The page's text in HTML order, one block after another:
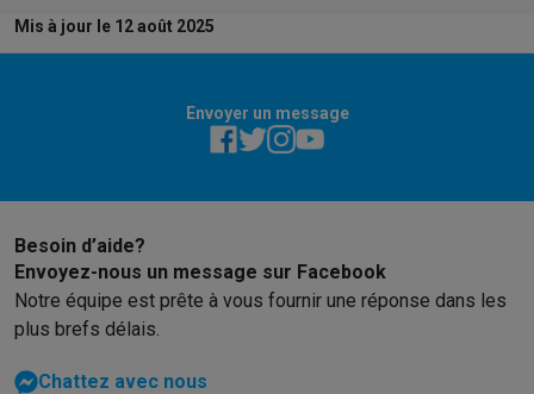
Mis à jour le 12 août 2025
Envoyer un message
Besoin d’aide?
Envoyez-nous un message sur Facebook
Notre équipe est prête à vous fournir une réponse dans les
plus brefs délais.
Chattez avec nous